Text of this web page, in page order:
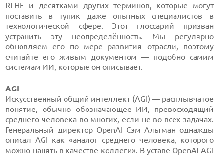
RLHF и десятками других терминов, которые могут
поставить в тупик даже опытных специалистов в
технологической сфере. Этот глоссарий призван
устранить эту неопределённость. Мы регулярно
обновляем его по мере развития отрасли, поэтому
считайте его живым документом — подобно самим
системам ИИ, которые он описывает.
AGI
Искусственный общий интеллект (AGI) — расплывчатое
понятие, обычно обозначающее ИИ, превосходящий
среднего человека во многих, если не во всех задачах.
Генеральный директор OpenAI Сэм Альтман однажды
описал AGI как «аналог среднего человека, которого
можно нанять в качестве коллеги». В уставе OpenAI AGI